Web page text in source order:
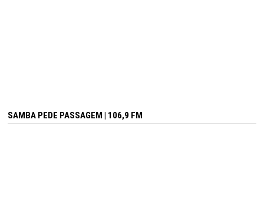
SAMBA PEDE PASSAGEM | 106,9 FM